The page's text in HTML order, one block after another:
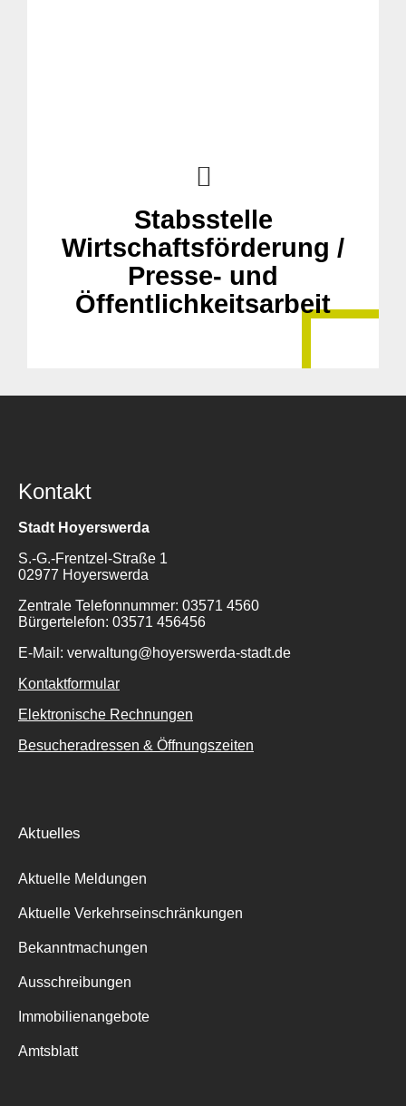
Stabsstelle
Wirtschaftsförderung /
Presse- und
Öffentlichkeitsarbeit
Kontakt
Stadt Hoyerswerda
S.-G.-Frentzel-Straße 1
02977 Hoyerswerda
Zentrale Telefonnummer: 03571 4560
Bürgertelefon: 03571 456456
E-Mail: verwaltung@hoyerswerda-stadt.de
Kontaktformular
Elektronische Rechnungen
Besucheradressen & Öffnungszeiten
Aktuelles
Aktuelle Meldungen
Aktuelle Verkehrseinschränkungen
Bekanntmachungen
Ausschreibungen
Immobilienangebote
Amtsblatt